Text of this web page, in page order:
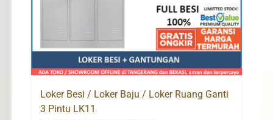
Loker Besi / Loker Baju / Loker Ruang Ganti
3 Pintu LK11